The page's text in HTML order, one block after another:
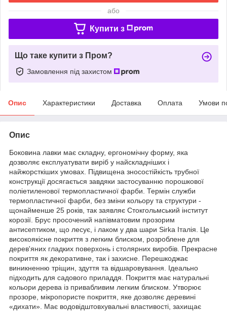
або
Купити з
Що таке купити з Пром?
Замовлення під захистом
Опис Характеристики Доставка Оплата Умови
Опис
Боковина лавки має складну, ергономічну форму, яка
дозволяє експлуатувати виріб у найскладніших і
найжорсткіших умовах. Підвищена зносостійкість трубної
конструкції досягається завдяки застосуванню порошкової
поліетиленової термопластичної фарби. Термін служби
термопластичної фарби, без зміни кольору та структури -
щонайменше 25 років, так заявляє Стокгольмський інститут
корозії. Брус просочений напівматовим прозорим
антисептиком, що лесує, і лаком у два шари Sirka Італія. Це
високоякісне покриття з легким блиском, розроблене для
дерев'яних гладких поверхонь і столярних виробів. Прекрасне
покриття як декоративне, так і захисне. Перешкоджає
виникненню тріщин, здуття та відшаровування. Ідеально
підходить для садового приладдя. Покриття має натуральні
кольори дерева із привабливим легким блиском. Утворює
прозоре, мікропористе покриття, яке дозволяє деревині
«дихати». Має водовідштовхувальні властивості, захищає